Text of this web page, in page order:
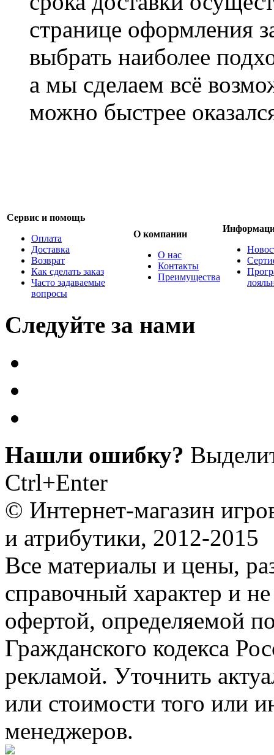
странице оформления
выбрать наиболее
а мы сделаем всё
можно быстрее
Сервис и помощь
Оплата
Доставка
Возврат
Как сделать заказ
Часто задаваемые
вопросы
О компании
О нас
Контакты
Преимущества
Следуйте за нами
Нашли ошибку?
Ctrl+Enter
© Интернет-магазин
и атрибутики, 2012-2015
Все материалы и цены,
справочный характер и
офертой, определяемой
Гражданского кодекса
рекламой. Уточнить
или стоимости того или
менеджеров.